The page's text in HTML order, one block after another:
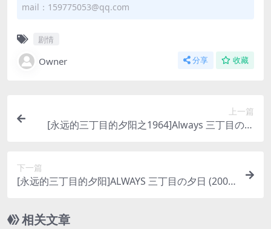
mail：159775053@qq.com
剧情
Owner 分享 收藏
上一篇
[永远的三丁目的夕阳之1964]Always 三丁目の夕
下一篇
[永远的三丁目的夕阳]ALWAYS 三丁目の夕日 (200
在线播放/下载][MP4/8.7GB][中文字幕]
相关文章